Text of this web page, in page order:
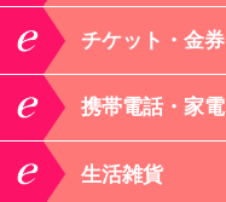
チケット・金券
携帯電話・家電
生活雑貨